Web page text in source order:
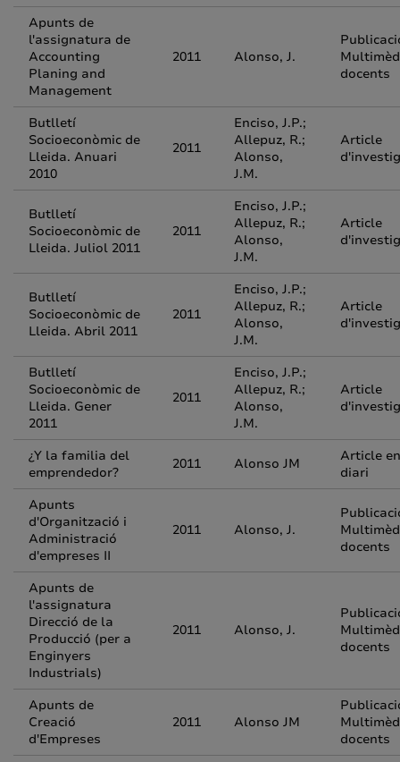
Apunts de
l'assignatura de
Accounting
Planing and
Management
2011 Alonso, J.
docents
Butlletí
Socioeconòmic de
Lleida. Anuari
2010
2011
Enciso, J.P.;
Allepuz, R.;
Alonso,
J.M.
Article
Butlletí
Socioeconòmic de
Lleida. Juliol 2011
2011
Enciso, J.P.;
Allepuz, R.;
Alonso,
J.M.
Article
Butlletí
Socioeconòmic de
Lleida. Abril 2011
2011
Enciso, J.P.;
Allepuz, R.;
Alonso,
J.M.
Article
Butlletí
Socioeconòmic de
Lleida. Gener
2011
2011
Enciso, J.P.;
Allepuz, R.;
Alonso,
J.M.
Article
¿Y la familia del
emprendedor?
2011 Alonso JM
Article en
diari
Apunts
d'Organització i
Administració
d'empreses II
2011 Alonso, J.
docents
Apunts de
l'assignatura
Direcció de la
Producció (per a
Enginyers
Industrials)
2011 Alonso, J.
docents
Apunts de
Creació
d'Empreses
2011 Alonso JM
docents